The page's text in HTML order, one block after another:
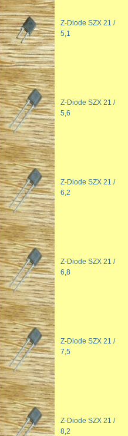
Z-Diode SZX 21 /
5,1
Z-Diode SZX 21 /
5,6
Z-Diode SZX 21 /
6,2
Z-Diode SZX 21 /
6,8
Z-Diode SZX 21 /
7,5
Z-Diode SZX 21 /
8,2